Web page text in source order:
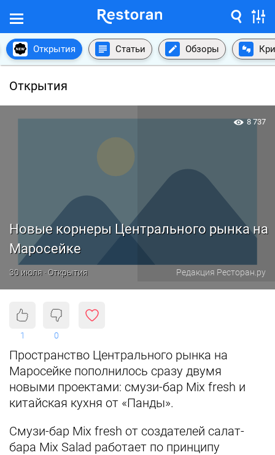
Открытия Статьи Обзоры
Открытия
Новые корнеры Центрального рынка на
Маросейке
30 июля · Открытия Редакция Ресторан.ру
8 737
1 0
Пространство Центрального рынка на
Маросейке пополнилось сразу двумя
новыми проектами: смузи-бар Мix fresh и
китайская кухня от «Панды».
Смузи-бар Мix fresh от создателей салат-
бара Mix Salad работает по принципу